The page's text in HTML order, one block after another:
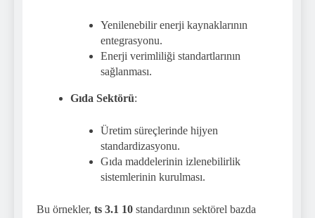
Yenilenebilir enerji kaynaklarının
entegrasyonu.
Enerji verimliliği standartlarının
sağlanması.
Gıda Sektörü:
Üretim süreçlerinde hijyen
standardizasyonu.
Gıda maddelerinin izlenebilirlik
sistemlerinin kurulması.
Bu örnekler, ts 3.1 10 standardının sektörel bazda